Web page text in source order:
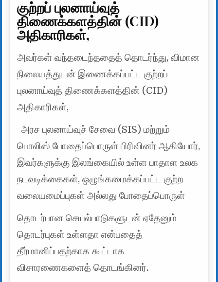
குற்றப் புலனாய்வுத்
திணைக்களத்தின் (CID)
அதிகாரிகள்,
அவர்கள் வந்தடைந்ததைத் தொடர்ந்து, விமான
நிலையத்துடன் இணைக்கப்பட்ட குற்றப்
புலனாய்வுத் திணைக்களத்தின் (CID)
அதிகாரிகள்,
அரச புலனாய்வுச் சேவை (SIS) மற்றும்
பொலிஸ் போதைப்பொருள் பிரிவினர் ஆகியோர்,
இவர்களுக்கு இலங்கையில் உள்ள பாதாள உலக
நடவடிக்கைகள், ஒழுங்கமைக்கப்பட்ட குற்ற
வலையமைப்புகள் அல்லது போதைப்பொருள்
தொடர்பான செயல்பாடுகளுடன் ஏதேனும்
தொடர்புகள் உள்ளதா என்பதைத்
தீர்மானிப்பதற்காக கூட்டாக
விசாரணைகளைத் தொடங்கினர்.